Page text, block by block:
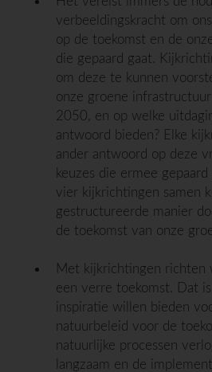
verbeeldingskracht om
op de toekomst en de
die gepaard gaat.
om deze te kunnen
onze groene
2050, en op welke
antwoord bieden? Elke
ander antwoord op deze
keuzes die ermee
vier kijkrichtingen samen
gestructureerde manier
de toekomst van onze
Met kijkrichtingen richten
een verre toekomst. Dat
inspiratie willen bieden
natuurbeleid voor de
natuurlijke processen
langzaam en de